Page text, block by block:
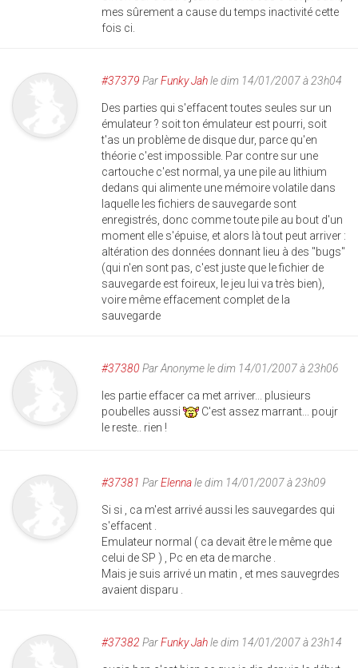
mes sûrement a cause du temps inactivité cette
fois ci.
#37379 ParFunky Jahle dim 14/01/2007 à 23h04
Des parties qui s'effacent toutes seules sur un
émulateur ? soit ton émulateur est pourri, soit
t'as un problème de disque dur, parce qu'en
théorie c'est impossible. Par contre sur une
cartouche c'est normal, ya une pile au lithium
dedans qui alimente une mémoire volatile dans
laquelle les fichiers de sauvegarde sont
enregistrés, donc comme toute pile au bout d'un
moment elle s'épuise, et alors là tout peut arriver :
altération des données donnant lieu à des "bugs"
(qui n'en sont pas, c'est juste que le fichier de
sauvegarde est foireux, le jeu lui va très bien),
voire même effacement complet de la
sauvegarde
#37380 ParAnonymele dim 14/01/2007 à 23h06
les partie effacer ca met arriver... plusieurs
poubelles aussi
C'est assez marrant... poujr
le reste.. rien !
#37381 ParElennale dim 14/01/2007 à 23h09
Si si , ca m'est arrivé aussi les sauvegardes qui
s'effacent .
Emulateur normal ( ca devait être le même que
celui de SP ) , Pc en eta de marche .
Mais je suis arrivé un matin , et mes sauvegrdes
avaient disparu .
#37382 ParFunky Jahle dim 14/01/2007 à 23h14